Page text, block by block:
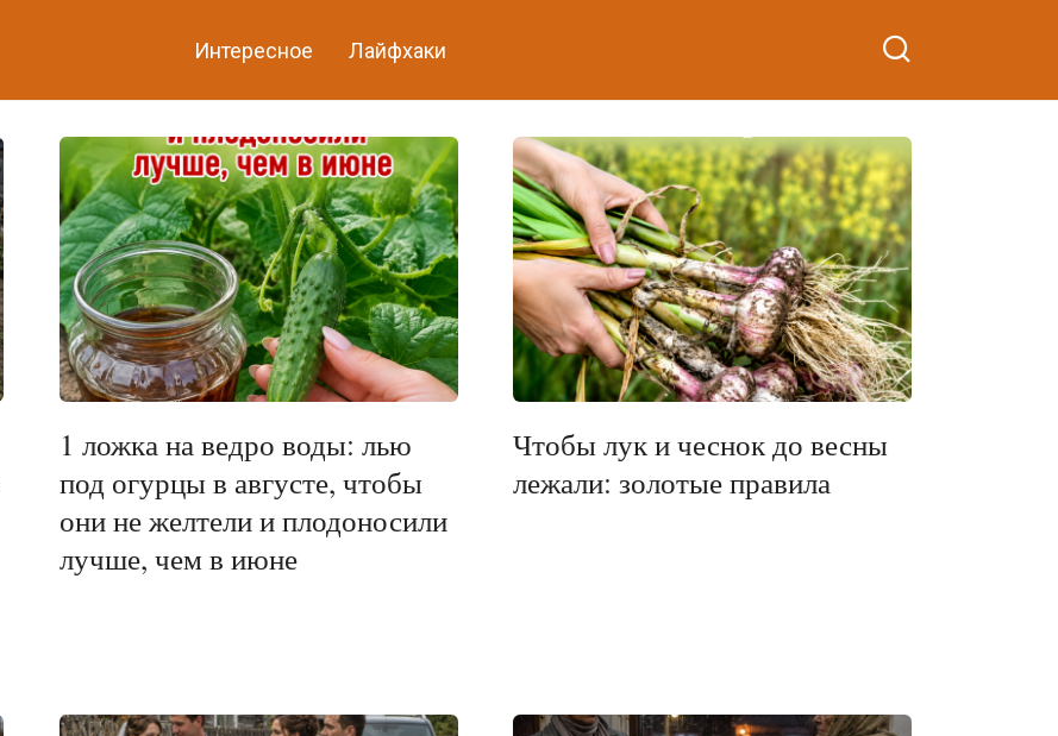
Интересное Лайфхаки
1 ложка на ведро воды: лью
под огурцы в августе, чтобы
они не желтели и плодоносили
лучше, чем в июне
Чтобы лук и чеснок до весны
лежали: золотые правила